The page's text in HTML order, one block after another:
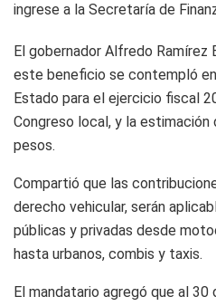
ingrese a la Secretaría de
El gobernador Alfredo Ramírez
este beneficio se contempló
Estado para el ejercicio fiscal
Congreso local, y la estimación
pesos.
Compartió que las
derecho vehicular, serán
públicas y privadas desde
hasta urbanos, combis y taxis.
El mandatario agregó que al